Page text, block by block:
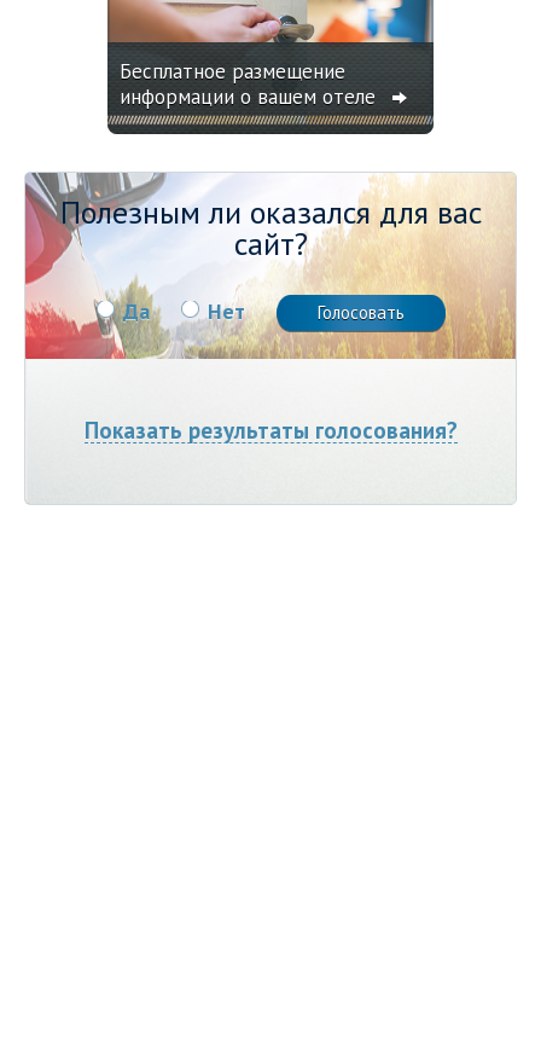
Бесплатное размещение
информации о вашем отеле
Полезным ли оказался для вас
сайт?
Да Нет
Показать результаты голосования?